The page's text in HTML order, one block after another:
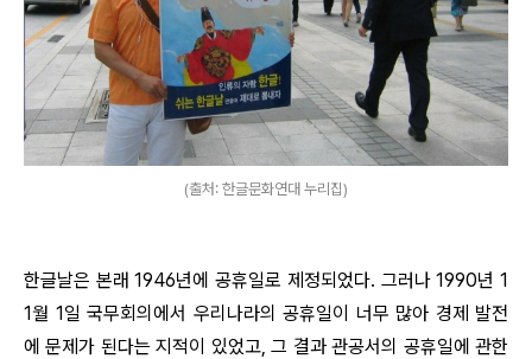
(출처: 한글문화연대 누리집)
한글날은 본래 1946년에 공휴일로 제정되었다. 그러나 1990년 1
1월 1일 국무회의에서 우리나라의 공휴일이 너무 많아 경제 발전
에 문제가 된다는 지적이 있었고, 그 결과 관공서의 공휴일에 관한